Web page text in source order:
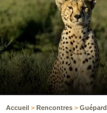
Accueil > Rencontres > Guépard